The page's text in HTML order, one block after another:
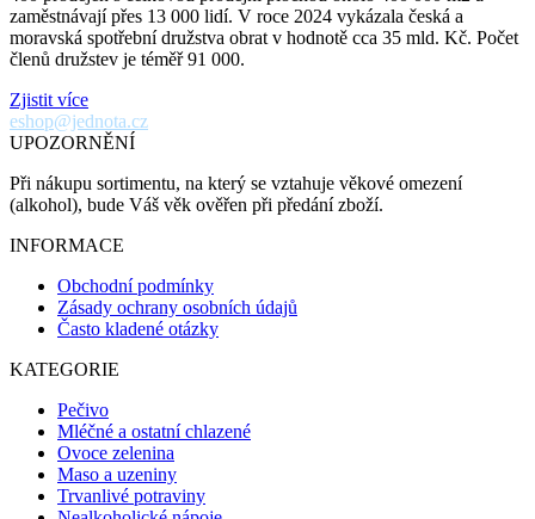
zaměstnávají přes 13 000 lidí. V roce 2024 vykázala česká a
moravská spotřební družstva obrat v hodnotě cca 35 mld. Kč. Počet
členů družstev je téměř 91 000.
Zjistit více
eshop@jednota.cz
UPOZORNĚNÍ
Při nákupu sortimentu, na který se vztahuje věkové omezení
(alkohol), bude Váš věk ověřen při předání zboží.
INFORMACE
Obchodní podmínky
Zásady ochrany osobních údajů
Často kladené otázky
KATEGORIE
Pečivo
Mléčné a ostatní chlazené
Ovoce zelenina
Maso a uzeniny
Trvanlivé potraviny